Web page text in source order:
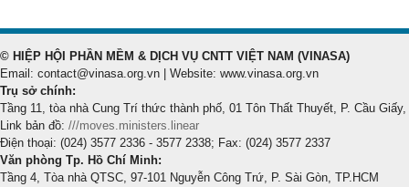
© HIỆP HỘI PHẦN MỀM & DỊCH VỤ CNTT VIỆT NAM (VINASA)
Email: contact@vinasa.org.vn | Website: www.vinasa.org.vn
Trụ sở chính:
Tầng 11, tòa nhà Cung Trí thức thành phố, 01 Tôn Thất Thuyết, P. Cầu Giấy,
Link bản đồ: ///moves.ministers.linear
Điện thoại: (024) 3577 2336 - 3577 2338; Fax: (024) 3577 2337
Văn phòng Tp. Hồ Chí Minh:
Tầng 4, Tòa nhà QTSC, 97-101 Nguyễn Công Trứ, P. Sài Gòn, TP.HCM